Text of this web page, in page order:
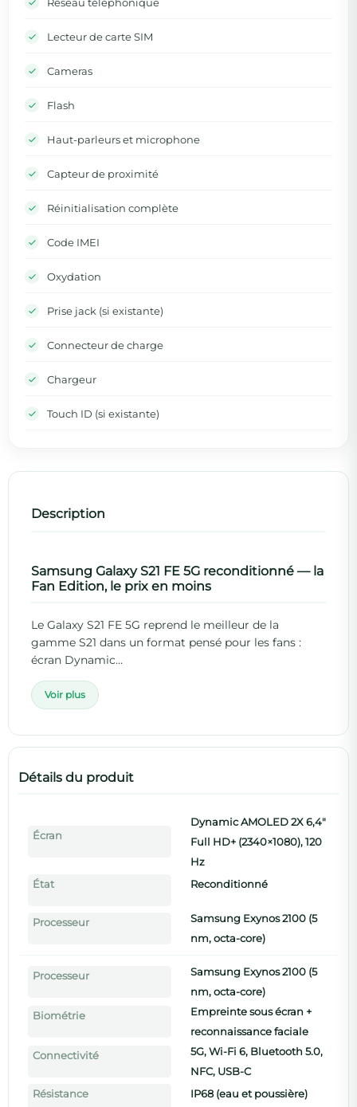
Lecteur de carte SIM
Cameras
Flash
Haut-parleurs et microphone
Capteur de proximité
Réinitialisation complète
Code IMEI
Oxydation
Prise jack (si existante)
Connecteur de charge
Chargeur
Touch ID (si existante)
Description
Samsung Galaxy S21 FE 5G reconditionné — la
Fan Edition, le prix en moins
Le Galaxy S21 FE 5G reprend le meilleur de la
gamme S21 dans un format pensé pour les fans :
écran Dynamic...
Voir plus
Détails du produit
Écran
Dynamic AMOLED 2X 6,4"
Full HD+ (2340×1080), 120
Hz
État
Reconditionné
Processeur
Samsung Exynos 2100 (5
nm, octa-core)
Processeur
Samsung Exynos 2100 (5
nm, octa-core)
Biométrie
Empreinte sous écran +
reconnaissance faciale
Connectivité
5G, Wi-Fi 6, Bluetooth 5.0,
NFC, USB-C
Résistance
IP68 (eau et poussière)